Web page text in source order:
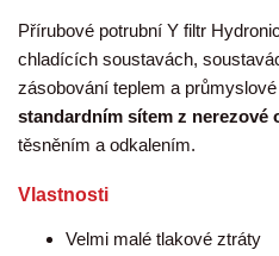
Přírubové potrubní Y filtr
chladících soustavách,
zásobování teplem a
standardním sítem z nerezové
těsněním a odkalením.
Vlastnosti
Velmi malé tlakové ztráty